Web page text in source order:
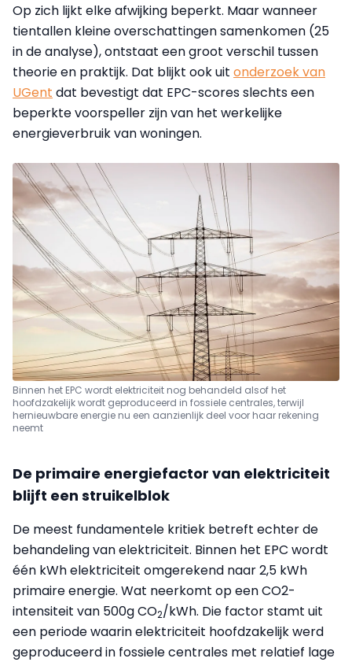
Op zich lijkt elke afwijking beperkt. Maar wanneer
tientallen kleine overschattingen samenkomen (25
in de analyse), ontstaat een groot verschil tussen
theorie en praktijk. Dat blijkt ook uit onderzoek van
UGent dat bevestigt dat EPC-scores slechts een
beperkte voorspeller zijn van het werkelijke
energieverbruik van woningen.
Binnen het EPC wordt elektriciteit nog behandeld alsof het
hoofdzakelijk wordt geproduceerd in fossiele centrales, terwijl
hernieuwbare energie nu een aanzienlijk deel voor haar rekening
neemt
De primaire energiefactor van elektriciteit
blijft een struikelblok
De meest fundamentele kritiek betreft echter de
behandeling van elektriciteit. Binnen het EPC wordt
één kWh elektriciteit omgerekend naar 2,5 kWh
primaire energie. Wat neerkomt op een CO2-
intensiteit van 500g CO2/kWh. Die factor stamt uit
een periode waarin elektriciteit hoofdzakelijk werd
geproduceerd in fossiele centrales met relatief lage